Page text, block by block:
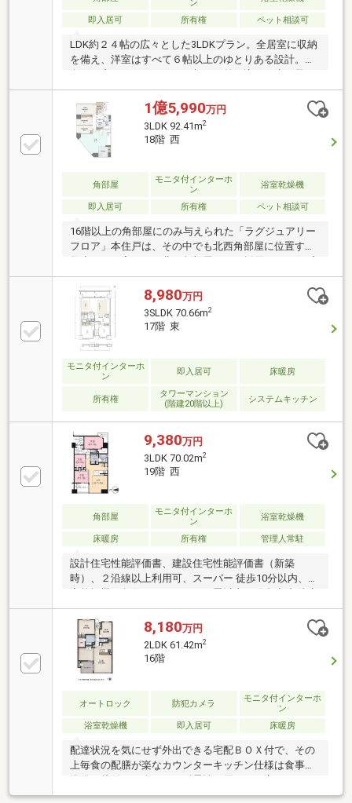
ン
即入居可 所有権 ペット相談可
LDK約２４帖の広々とした3LDKプラン。全居室に収納
を備え、洋室はすべて６帖以上のゆとりある設計。東
感じる心地よい暮らしを叶えます。バスルームも1618
サイズとゆったりとした設計。機能性と開放感を兼ね
備えた設計が魅力の一室を、ぜひご覧ください。宅配
ボックス / ペット可(規約制限あり) / LDK24帖 / 全居室
収納あり【共有施設】(1F) グランドエントランス/ロビ
1億5,990万円
3LDK 92.41m2
18階 西
角部屋
モニタ付インターホ
ン
浴室乾燥機
即入居可 所有権 ペット相談可
16階以上の角部屋にのみ与えられた「ラグジュアリー
フロア」本住戸は、その中でも北西角部屋に位置する
により、四天王寺や通天閣方面の眺望を実現。さら
に、約220万円相当の新築時オプションが施されてお
り、標準仕様とは異なる高級感あふれる室内となって
います。「上層階×北西角×オプション仕様」の好条件
が揃った一室をぜひご覧ください。※空家のためいつ
でも内覧可能です♪【新築時オプション内容(一部抜
粋)】吊戸棚等変更(フィオレストーン)/食器洗浄乾燥機
等設備追加/幹太くんサイズ変更/タイル張り/照明設
置/棚板カラー変更/全面タイル張り等
8,980万円
3SLDK 70.66m2
17階 東
モニタ付インターホ
ン
即入居可 床暖房
所有権
タワーマンション
(階建20階以上)
システムキッチン
9,380万円
3LDK 70.02m2
19階 西
角部屋
モニタ付インターホ
ン
浴室乾燥機
床暖房 所有権 管理人常駐
設計住宅性能評価書、建設住宅性能評価書（新築
時）、２沿線以上利用可、スーパー 徒歩10分以内、浴
10分以内、高層階、対面式キッチン、２４時間ゴミ出
し可、温水洗浄便座、浴室に窓、ＴＶモニタ付インタ
ーホン、眺望良好、小学校 徒歩10分以内、床暖房、エ
レベーター、宅配ボックス、食器洗乾燥機、ディスポ
ーザー（生ごみ粉砕処理器）、浄水器
8,180万円
2LDK 61.42m2
16階
オートロック 防犯カメラ
モニタ付インターホ
ン
浴室乾燥機
即入居可 床暖房
配達状況を気にせず外出できる宅配ＢＯＸ付で、その
上毎食の配膳が楽なカウンターキッチン仕様は食事の
Ｃ構造のマンション。自然に団らんが生まれる２ＬＤ